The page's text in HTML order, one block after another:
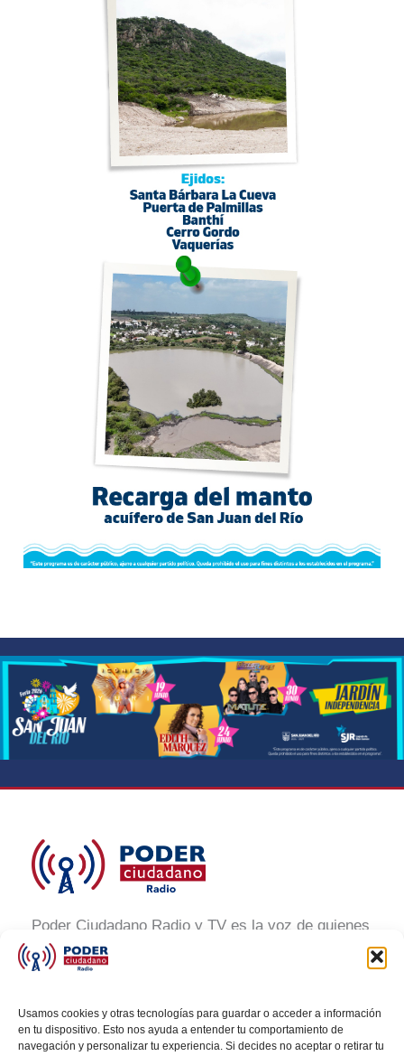
Usamos cookies y otras tecnologías para guardar o acceder a información
en tu dispositivo. Esto nos ayuda a entender tu comportamiento de
navegación y personalizar tu experiencia. Si decides no aceptar o retirar tu
Poder Ciudadano Radio y TV es la voz de quienes
buscan un México informado y participativo.
Nuestro compromiso es conectar con la
transformación social a través de noticias claras,
veraces y al alcance de todos.